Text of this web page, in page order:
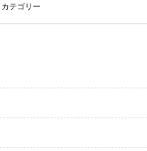
カテゴリー